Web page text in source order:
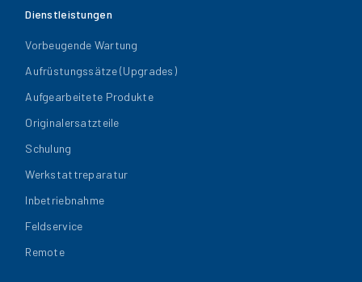
Dienstleistungen
Vorbeugende Wartung
Aufrüstungssätze (Upgrades)
Aufgearbeitete Produkte
Originalersatzteile
Schulung
Werkstattreparatur
Inbetriebnahme
Feldservice
Remote